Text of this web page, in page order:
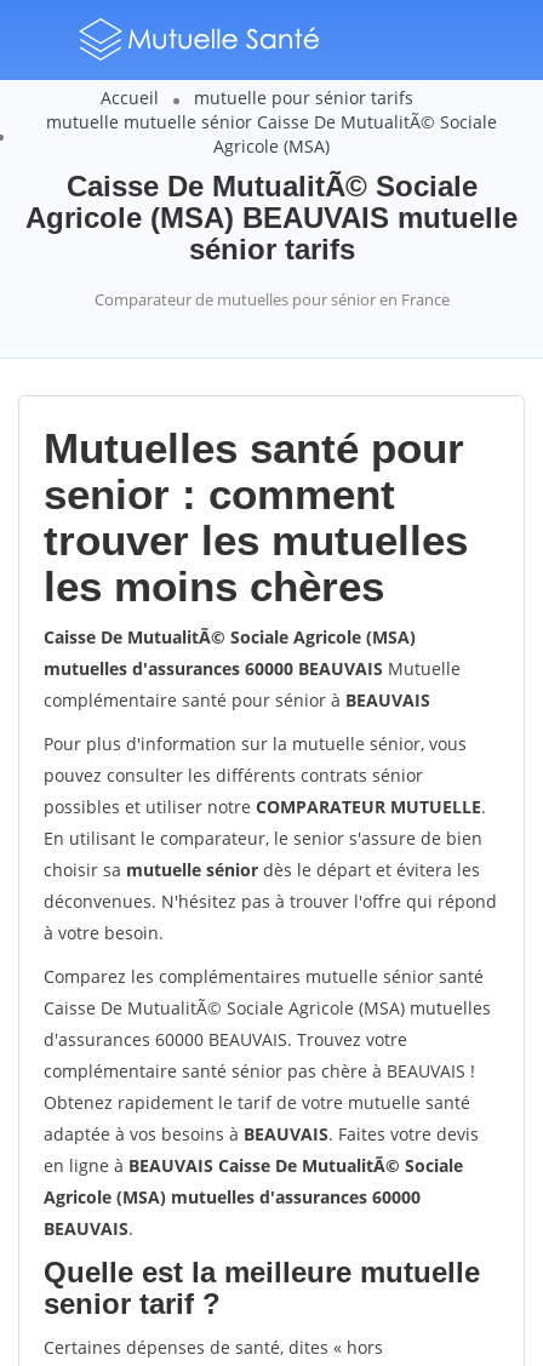
Accueil
mutuelle pour sénior tarifs
mutuelle mutuelle sénior Caisse De MutualitÃ© Sociale
Agricole (MSA)
Caisse De MutualitÃ© Sociale
Agricole (MSA) BEAUVAIS mutuelle
sénior tarifs
Comparateur de mutuelles pour sénior en France
Mutuelles santé pour
senior : comment
trouver les mutuelles
les moins chères
Caisse De MutualitÃ© Sociale Agricole (MSA)
mutuelles d'assurances 60000 BEAUVAIS Mutuelle
complémentaire santé pour sénior à BEAUVAIS
Pour plus d'information sur la mutuelle sénior, vous
pouvez consulter les différents contrats sénior
possibles et utiliser notre COMPARATEUR MUTUELLE.
En utilisant le comparateur, le senior s'assure de bien
choisir sa mutuelle sénior dès le départ et évitera les
déconvenues. N'hésitez pas à trouver l'offre qui répond
à votre besoin.
Comparez les complémentaires mutuelle sénior santé
Caisse De MutualitÃ© Sociale Agricole (MSA) mutuelles
d'assurances 60000 BEAUVAIS. Trouvez votre
complémentaire santé sénior pas chère à BEAUVAIS !
Obtenez rapidement le tarif de votre mutuelle santé
adaptée à vos besoins à BEAUVAIS. Faites votre devis
en ligne à BEAUVAIS Caisse De MutualitÃ© Sociale
Agricole (MSA) mutuelles d'assurances 60000
BEAUVAIS.
Quelle est la meilleure mutuelle
senior tarif ?
Certaines dépenses de santé, dites « hors